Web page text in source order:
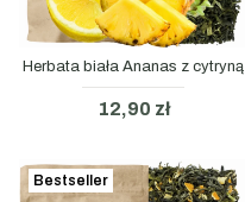
Herbata biała Ananas z cytryną
12,90 zł
Bestseller